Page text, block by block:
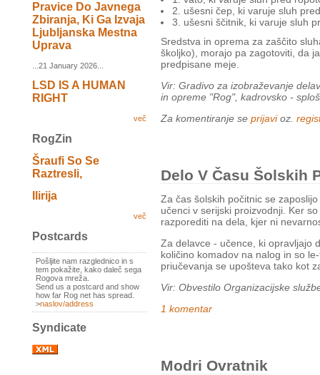
Pravice Do Javnega
Zbiranja, Ki Ga Izvaja
Ljubljanska Mestna
Uprava
...21 January 2026...
LSD IS A HUMAN
RIGHT
več
RogZin
Šraufi So Se
Raztresli,
Ilirija
več
Postcards
Pošljite nam razglednico in s
tem pokažite, kako daleč sega
Rogova mreža.
Send us a postcard and show
how far Rog net has spread.
>naslov/address
Syndicate
2. ušesni čep, ki varuje sluh
3. ušesni ščitnik, ki varuje sluh
Sredstva in oprema za zaščito
školjko), morajo pa zagotoviti, da
predpisane meje.
Vir: Gradivo za izobraževanje
in opreme "Rog", kadrovsko -
Za komentiranje se prijavioz.
Delo V Času Šolskih
Za čas šolskih počitnic se
učenci v serijski proizvodnji. Ker
razporediti na dela, kjer ni
Za delavce - učence, ki opravljajo
količino komadov na nalog in so
priučevanja se upošteva tako kot
Vir: Obvestilo Organizacijske
1 komentar
Modri Ovratnik